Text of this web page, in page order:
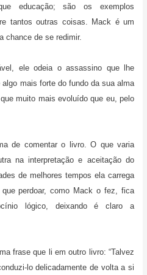
educação; são os exemplos
tantos outras coisas. Mack é um
chance de se redimir.
ele odeia o assassino que lhe
mais forte do fundo da sua alma
muito mais evoluído que eu, pelo
de comentar o livro. O que varia
na interpretação e aceitação do
de melhores tempos ela carrega
perdoar, como Mack o fez, fica
lógico, deixando é claro a
frase que li em outro livro: “Talvez
lo delicadamente de volta a si